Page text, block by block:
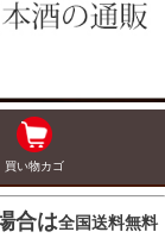
買い物カゴ
合は全国送料無料